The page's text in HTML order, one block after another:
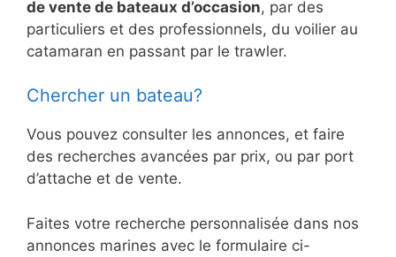
de vente de bateaux d’occasion, par des
particuliers et des professionnels, du voilier au
catamaran en passant par le trawler.
Chercher un bateau?
Vous pouvez consulter les annonces, et faire
des recherches avancées par prix, ou par port
d’attache et de vente.
Faites votre recherche personnalisée dans nos
annonces marines avec le formulaire ci-